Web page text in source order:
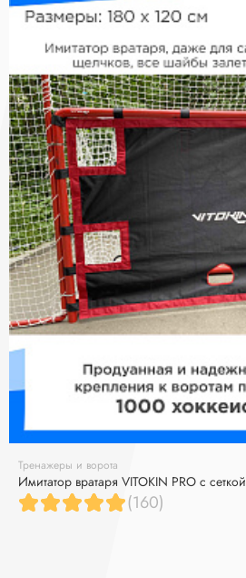
Тренажеры и ворота
Имитатор вратаря VITOKIN PRO с сеткой
(160)